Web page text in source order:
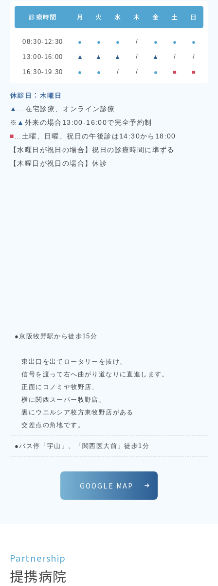
診療時間 月 火 水 木 金 土 日
08:30-12:30 ● ● ● / ● ● ●
13:00-16:00 ▲ ▲ ▲ / ▲ / /
16:30-19:30 ● ● / / ● ■ ■
休診日：木曜日
▲
...在宅診療、オンライン診療
※ ▲ 外来の場合13:00-16:00で完全予約制
■ …土曜、日曜、祝日の午後診は14:30から18:00
【水曜日が祝日の場合】祝日の診療時間に準ずる
【木曜日が祝日の場合】休診
●京阪牧野駅から徒歩15分
東出口を出てロータリーを抜け、
信号を渡って右へ曲がり道なりに直進します。
正面にコノミヤ牧野店、
横に関西スーパー牧野店、
裏にウエルシア枚方東牧野店がある
交差点の角地です。
●バス停「宇山」、「関西医大前」徒歩1分
GOOGLE MAP
Partnership
提携病院